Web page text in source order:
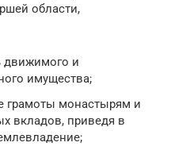
области,
движимого и
имущества;
грамоты монастырям и
вкладов, приведя в